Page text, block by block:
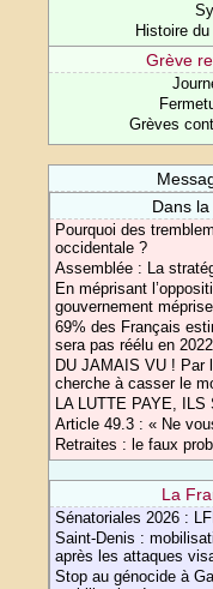
Histoire
Grève
Grèves
Dans
Pourquoi des
occidentale ?
Assemblée : La
En méprisant
gouvernement méprise
69% des Français
sera pas réélu en 2022
DU JAMAIS VU ! Par
cherche à casser le
LA LUTTE PAYE,
Article 49.3 : « Ne
Retraites : le faux
La
Sénatoriales 2026 :
Saint-Denis :
après les attaques
Stop au génocide à